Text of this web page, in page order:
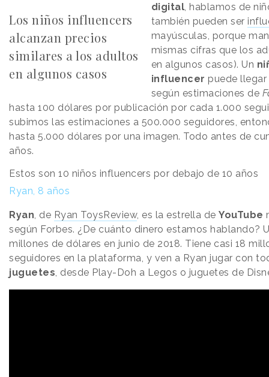
Los niños influencers
alcanzan precios
similares a los adultos
en algunos casos
digital, hablamos de
también pueden ser
mayúsculas, porque
mismas cifras que los
en algunos casos). Un
influencer puede llegar
según estimaciones de
hasta 100 dólares por publicación por cada 1.000
subimos las estimaciones a 500.000 seguidores,
hasta 5.000 dólares por una imagen. Todo antes de
años.
Estos son 10 niños influencers por debajo de 10 años
Ryan, 8 años
Ryan, de Ryan ToysReview, es la estrella de YouTube
según Forbes. ¿De cuánto dinero estamos hablando?
millones de dólares en junio de 2018. Tiene casi 18
seguidores en la plataforma, y ven a Ryan jugar con
juguetes, desde Play-Doh a Legos o juguetes de